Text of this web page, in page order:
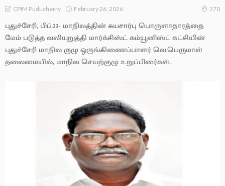
CPIM Puducherry February 26, 2026 370
புதுச்சேரி, பிப்.23- மாநிலத்தின் சுயசார்பு பொருளாதாரத்தை
மேம் படுத்த வலியுறுத்தி மார்க்சிஸ்ட் கம்யூனிஸ்ட் கட்சியின்
புதுச்சேரி மாநில குழு ஒருங்கிணைப்பாளர் வெ.பெருமாள்
தலைமையில், மாநில செயற்குழு உறுப்பினர்கள்...